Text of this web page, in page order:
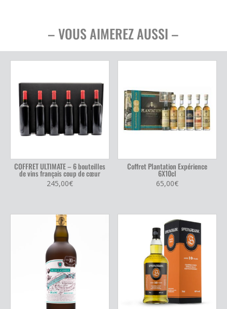
– VOUS AIMEREZ AUSSI –
COFFRET ULTIMATE – 6 bouteilles
de vins français coup de cœur
245,00€
Coffret Plantation Expérience
6X10cl
65,00€